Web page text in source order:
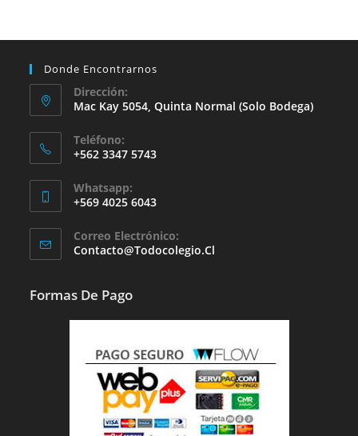
Donde Encontrarnos
Dirección:
Mac Kay 5054, Quinta Normal (solo Bodega)
Teléfono:
+562 3347 5743
Whatsapp:
+569 4025 6043
Abre
Tu
Correo Electrónico:
Contacto@todocolegio.cl
Formas De Pago